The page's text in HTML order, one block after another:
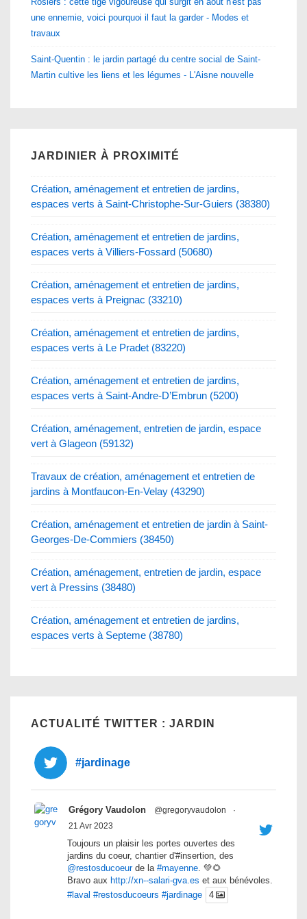
une ennemie, voici pourquoi il faut la garder - Modes et
travaux
Saint-Quentin : le jardin partagé du centre social de Saint-
Martin cultive les liens et les légumes - L'Aisne nouvelle
JARDINIER À PROXIMITÉ
Création, aménagement et entretien de jardins,
espaces verts à Saint-Christophe-Sur-Guiers (38380)
Création, aménagement et entretien de jardins,
espaces verts à Villiers-Fossard (50680)
Création, aménagement et entretien de jardins,
espaces verts à Preignac (33210)
Création, aménagement et entretien de jardins,
espaces verts à Le Pradet (83220)
Création, aménagement et entretien de jardins,
espaces verts à Saint-Andre-D’Embrun (5200)
Création, aménagement, entretien de jardin, espace
vert à Glageon (59132)
Travaux de création, aménagement et entretien de
jardins à Montfaucon-En-Velay (43290)
Création, aménagement et entretien de jardin à Saint-
Georges-De-Commiers (38450)
Création, aménagement, entretien de jardin, espace
vert à Pressins (38480)
Création, aménagement et entretien de jardins,
espaces verts à Septeme (38780)
ACTUALITÉ TWITTER : JARDIN
#jardinage
Grégory Vaudolon @gregoryvaudolon
·
21 Avr 2023
Toujours un plaisir les portes ouvertes des
jardins du coeur, chantier d'#insertion, des
@restosducoeurde la #mayenne. 💚🌻
Bravo aux http://xn--salari-gva.es et aux bénévoles.
#laval #restosducoeurs #jardinage 4